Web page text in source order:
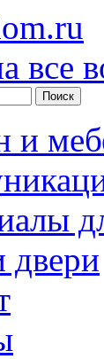
все
и
двери